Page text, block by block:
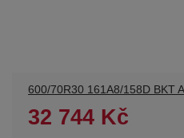
600/70R30 161A8/158D BKT
32 744 Kč